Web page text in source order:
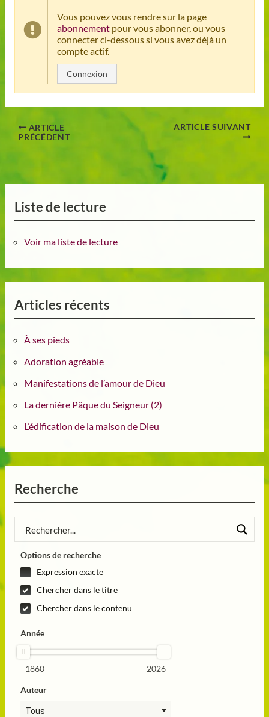
Vous pouvez vous rendre sur la page
abonnementpour vous abonner, ou vous
connecter ci-dessous si vous avez déjà un
compte actif.
Connexion
ARTICLE
PRÉCÉDENT
ARTICLE SUIVANT
Liste de lecture
Voir ma liste de lecture
Articles récents
À ses pieds
Adoration agréable
Manifestations de l’amour de Dieu
La dernière Pâque du Seigneur (2)
L’édification de la maison de Dieu
Recherche
Options de recherche
Expression exacte
Chercher dans le titre
Chercher dans le contenu
Année
1860 2026
Auteur
Tous